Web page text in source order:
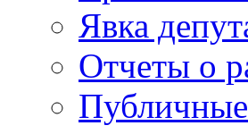
Явка
Отчеты о